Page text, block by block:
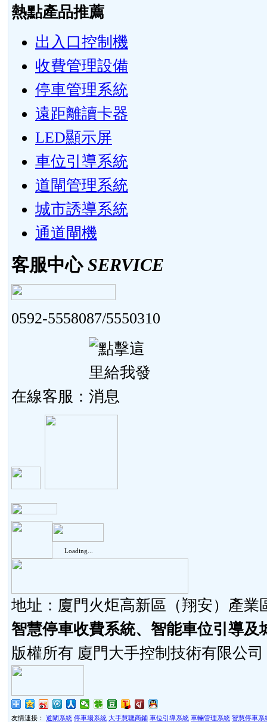
熱點產品推薦
出入口控制機
收費管理設備
停車管理系統
遠距離讀卡器
LED顯示屏
車位引導系統
道閘管理系統
城市誘導系統
通道閘機
客服中心 SERVICE
0592-5558087/5550310
在線客服：
Loading...
地址：廈門火炬高新區（翔安）產業
智慧停車收費系統、智能車位引導
版權所有 廈門大手控制技術有限公司
友情連接： 道閘系統 停車場系統 大手慧聰商鋪 車位引導系統 車輛管理系統 智慧停車系